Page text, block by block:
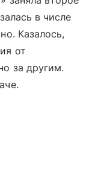
в числе
Казалось,
от
за другим.